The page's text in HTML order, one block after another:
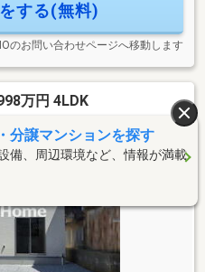
する(無料)
のお問い合わせページへ移動します
万円 4LDK
分譲マンションを探す
備、周辺環境など、情報が満載